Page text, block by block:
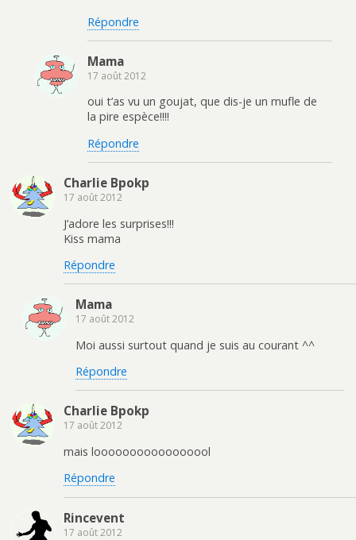
Répondre
Mama
17 août 2012
oui t’as vu un goujat, que dis-je un mufle de
la pire espèce!!!!
Répondre
Charlie Bpokp
17 août 2012
J’adore les surprises!!!
Kiss mama
Répondre
Mama
17 août 2012
Moi aussi surtout quand je suis au courant ^^
Répondre
Charlie Bpokp
17 août 2012
mais looooooooooooooool
Répondre
Rincevent
17 août 2012